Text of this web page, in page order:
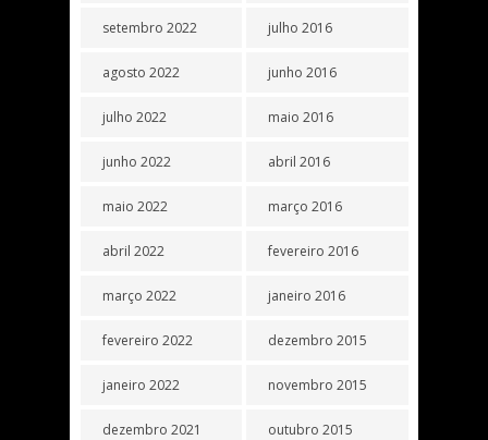
setembro 2022
agosto 2022
julho 2022
junho 2022
maio 2022
abril 2022
março 2022
fevereiro 2022
janeiro 2022
dezembro 2021
julho 2016
junho 2016
maio 2016
abril 2016
março 2016
fevereiro 2016
janeiro 2016
dezembro 2015
novembro 2015
outubro 2015